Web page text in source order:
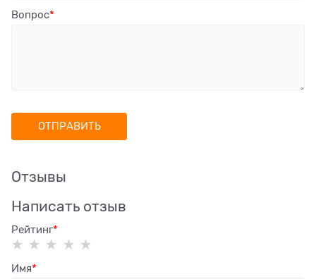
Вопрос
Отзывы
Написать отзыв
Рейтинг
Имя